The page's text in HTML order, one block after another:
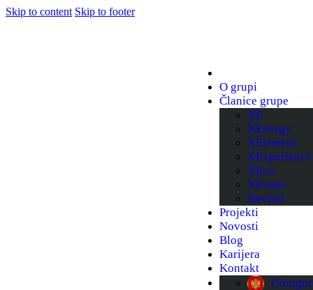
Skip to content Skip to footer
O grupi
Članice grupe
XE
XEnergy
XElement
XExperience
XEco
XEstate
Navitas
Projekti
Novosti
Blog
Karijera
Kontakt